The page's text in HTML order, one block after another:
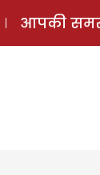
लॉग इन
आपकी